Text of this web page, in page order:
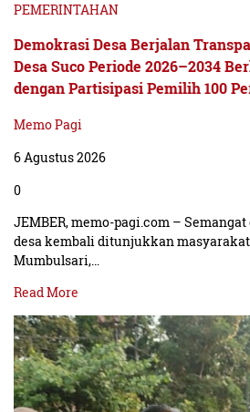
PEMERINTAHAN
Demokrasi Desa Berjalan
Desa Suco Periode 2026–2034
dengan Partisipasi Pemilih 100
Memo Pagi
6 Agustus 2026
0
JEMBER, memo-pagi.com –
desa kembali ditunjukkan masyarakat
Mumbulsari,…
Read More